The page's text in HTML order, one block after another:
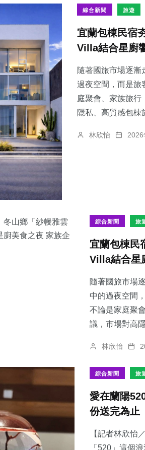
綜合新聞 旅遊
宜蘭包棟民宿
Villa結合星廚
隨著國旅市場逐漸
過夜空間，而是旅
庭聚會、家族旅行
隱私、高質感包棟
林欣怡 2026
綜合新聞 旅
宜蘭包棟民
Villa結合星
隨著國旅市場
中的過夜空間
不論是家庭聚
議，市場對高
林欣怡
綜合新聞 旅
愛在蘭陽
份送完為止
【記者林欣怡
「520」這個